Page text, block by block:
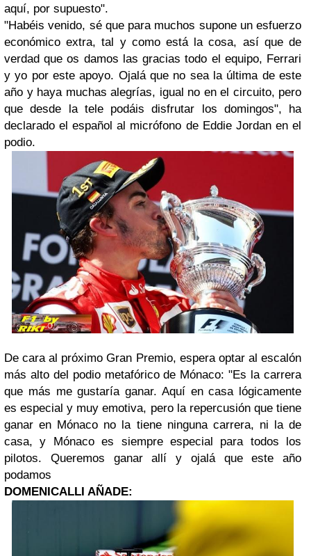
aquí, por supuesto".
"Habéis venido, sé que para muchos supone un esfuerzo
económico extra, tal y como está la cosa, así que de
verdad que os damos las gracias todo el equipo, Ferrari
y yo por este apoyo. Ojalá que no sea la última de este
año y haya muchas alegrías, igual no en el circuito, pero
que desde la tele podáis disfrutar los domingos", ha
declarado el español al micrófono de Eddie Jordan en el
podio.
De cara al próximo Gran Premio, espera optar al escalón
más alto del podio metafórico de Mónaco: "Es la carrera
que más me gustaría ganar. Aquí en casa lógicamente
es especial y muy emotiva, pero la repercusión que tiene
ganar en Mónaco no la tiene ninguna carrera, ni la de
casa, y Mónaco es siempre especial para todos los
pilotos. Queremos ganar allí y ojalá que este año
podamos
DOMENICALLI AÑADE: